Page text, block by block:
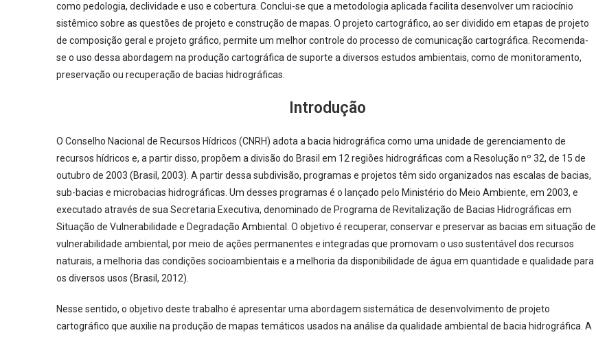
como pedologia, declividade e uso e cobertura. Conclui-se que a metodologia aplicada facilita desenvolver um raciocínio
sistêmico sobre as questões de projeto e construção de mapas. O projeto cartográfico, ao ser dividido em etapas de projeto
de composição geral e projeto gráfico, permite um melhor controle do processo de comunicação cartográfica. Recomenda-
se o uso dessa abordagem na produção cartográfica de suporte a diversos estudos ambientais, como de monitoramento,
preservação ou recuperação de bacias hidrográficas.
Introdução
O Conselho Nacional de Recursos Hídricos (CNRH) adota a bacia hidrográfica como uma unidade de gerenciamento de
recursos hídricos e, a partir disso, propõem a divisão do Brasil em 12 regiões hidrográficas com a Resolução nº 32, de 15 de
outubro de 2003 (Brasil, 2003). A partir dessa subdivisão, programas e projetos têm sido organizados nas escalas de bacias,
sub-bacias e microbacias hidrográficas. Um desses programas é o lançado pelo Ministério do Meio Ambiente, em 2003, e
executado através de sua Secretaria Executiva, denominado de Programa de Revitalização de Bacias Hidrográficas em
Situação de Vulnerabilidade e Degradação Ambiental. O objetivo é recuperar, conservar e preservar as bacias em situação de
vulnerabilidade ambiental, por meio de ações permanentes e integradas que promovam o uso sustentável dos recursos
naturais, a melhoria das condições socioambientais e a melhoria da disponibilidade de água em quantidade e qualidade para
os diversos usos (Brasil, 2012).
Nesse sentido, o objetivo deste trabalho é apresentar uma abordagem sistemática de desenvolvimento de projeto
cartográfico que auxilie na produção de mapas temáticos usados na análise da qualidade ambiental de bacia hidrográfica. A